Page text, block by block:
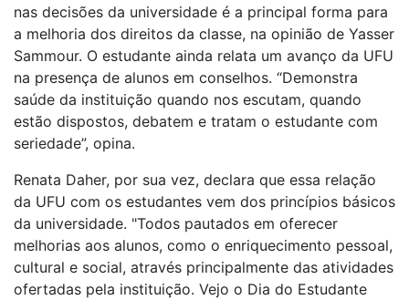
nas decisões da universidade é a principal forma para
a melhoria dos direitos da classe, na opinião de Yasser
Sammour. O estudante ainda relata um avanço da UFU
na presença de alunos em conselhos. “Demonstra
saúde da instituição quando nos escutam, quando
estão dispostos, debatem e tratam o estudante com
seriedade”, opina.
Renata Daher, por sua vez, declara que essa relação
da UFU com os estudantes vem dos princípios básicos
da universidade. "Todos pautados em oferecer
melhorias aos alunos, como o enriquecimento pessoal,
cultural e social, através principalmente das atividades
ofertadas pela instituição. Vejo o Dia do Estudante